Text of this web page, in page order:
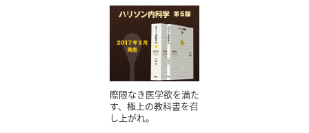
際限なき医学欲を満た
す、極上の教科書を召
し上がれ。